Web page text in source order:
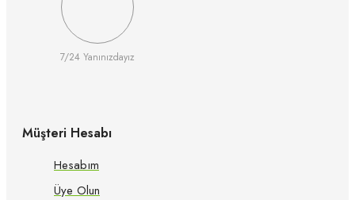
7/24 Yanınızdayız
Müşteri Hesabı
Hesabım
Üye Olun